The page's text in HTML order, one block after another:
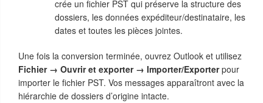
crée un fichier PST qui préserve la structure des
dossiers, les données expéditeur/destinataire, les
dates et toutes les pièces jointes.
Une fois la conversion terminée, ouvrez Outlook et utilisez
Fichier → Ouvrir et exporter → Importer/Exporterpour
importer le fichier PST. Vos messages apparaîtront avec la
hiérarchie de dossiers d’origine intacte.